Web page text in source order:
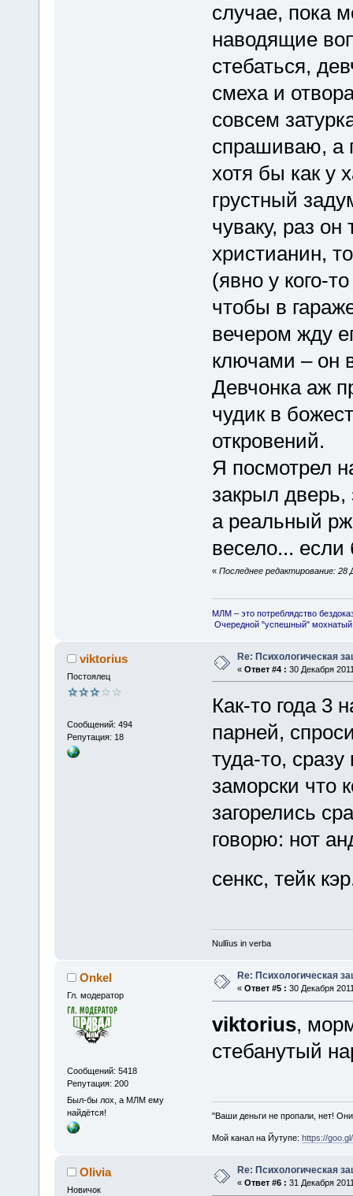
случае, пока
наводящие
стебаться,
смеха и
совсем
спрашиваю, а
хотя бы как у
грустный
чуваку, раз
христианин,
(явно у кого-
чтобы в
вечером жду
ключами – он
Девчонка аж
чудик в
откровений.
Я посмотрел
закрыл дверь,
а реальный
весело... если
« Последнее редактирование: 28
МЛМ – это потреблядство
Очередной "успешный"
viktorius
Постоялец
Сообщений: 494
Репутация: 18
Re: Психологическая
« Ответ #4 : 30 Декабря
Как-то года 3
парней,
туда-то,
заморски что
загорелись
говорю: нот
сенкс, тейк
Nullīus in verba
Onkel
Гл. модератор
Сообщений: 5418
Репутация: 200
Был-бы лох, а МЛМ ему
найдётся!
Re: Психологическая
« Ответ #5 : 30 Декабря
viktorius,
стебанутый
"Ваши деньги не пропали, нет!
Мой канал на Йутупе: https://
Olivia
Новичок
Re: Психологическая
« Ответ #6 : 31 Декабря